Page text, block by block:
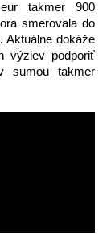
takmer 900
smerovala do
Aktuálne dokáže
výziev podporiť
sumou takmer